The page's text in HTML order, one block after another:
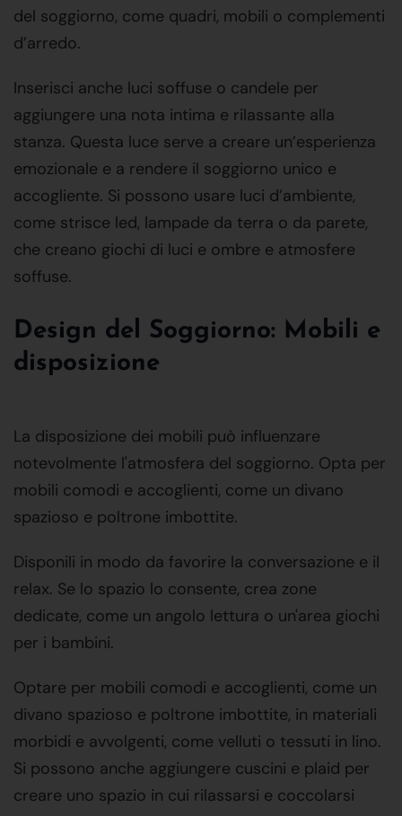
del soggiorno, come quadri, mobili o complementi
d’arredo.
Inserisci anche luci soffuse o candele per
aggiungere una nota intima e rilassante alla
stanza. Questa luce serve a creare un’esperienza
emozionale e a rendere il soggiorno unico e
accogliente. Si possono usare luci d’ambiente,
come strisce led, lampade da terra o da parete,
che creano giochi di luci e ombre e atmosfere
soffuse.
Design del Soggiorno: Mobili e
disposizione
La disposizione dei mobili può influenzare
notevolmente l'atmosfera del soggiorno. Opta per
mobili comodi e accoglienti, come un divano
spazioso e poltrone imbottite.
Disponili in modo da favorire la conversazione e il
relax. Se lo spazio lo consente, crea zone
dedicate, come un angolo lettura o un'area giochi
per i bambini.
Optare per mobili comodi e accoglienti, come un
divano spazioso e poltrone imbottite, in materiali
morbidi e avvolgenti, come velluti o tessuti in lino.
Si possono anche aggiungere cuscini e plaid per
creare uno spazio in cui rilassarsi e coccolarsi